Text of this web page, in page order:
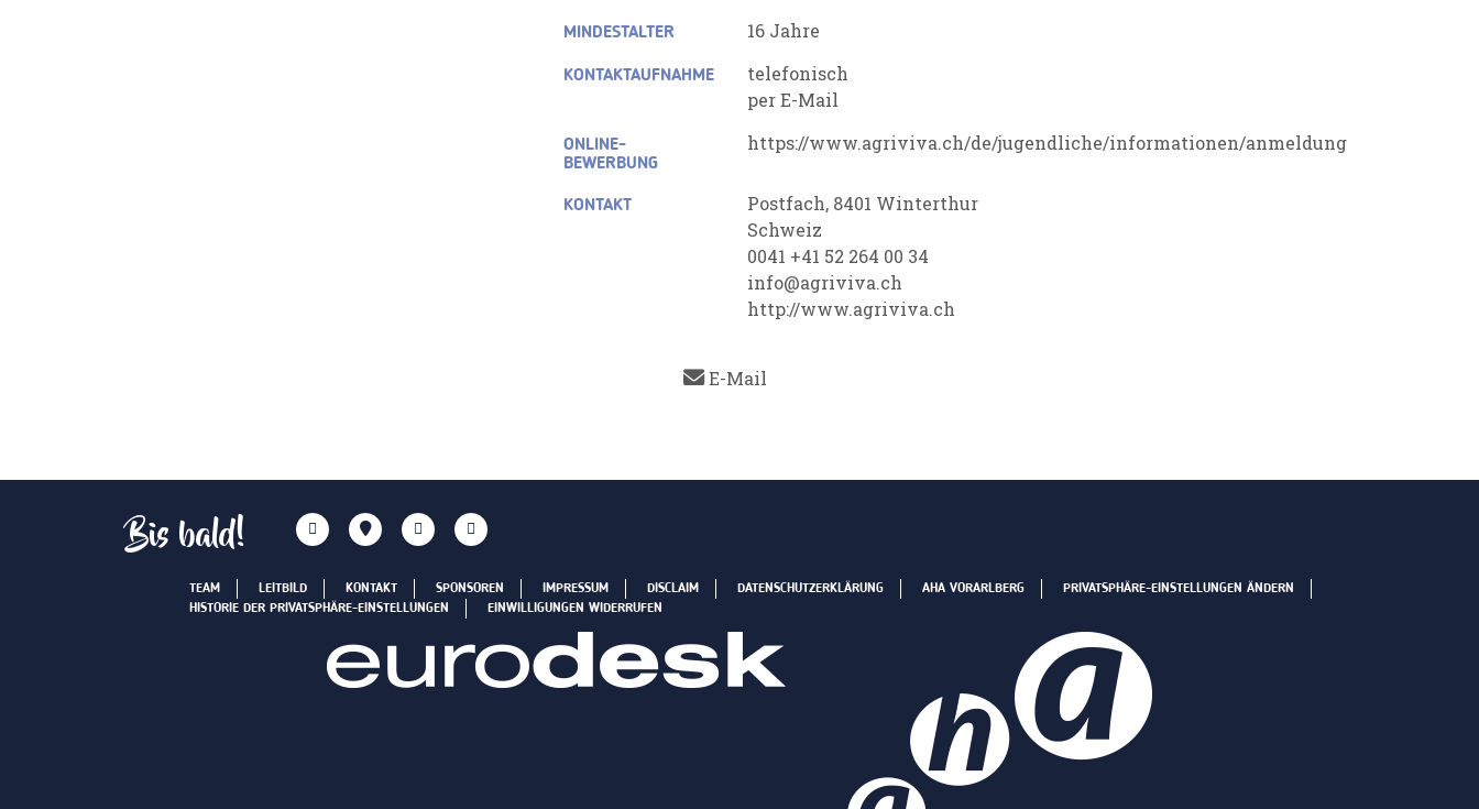
MINDESTALTER 16 Jahre
KONTAKTAUFNAHME
telefonisch
per E-Mail
ONLINE-
BEWERBUNG
https://www.agriviva.ch/de/jugendliche/informationen/anmeldung
KONTAKT
Postfach, 8401 Winterthur
Schweiz
0041 +41 52 264 00 34
info@agriviva.ch
http://www.agriviva.ch
E-Mail
Bis bald!
TEAM LEITBILD KONTAKT SPONSOREN IMPRESSUM DISCLAIM DATENSCHUTZERKLÄRUNG AHA VORARLBERG
PRIVATSPHÄRE-EINSTELLUNGEN ÄNDERN
HISTORIE DER PRIVATSPHÄRE-EINSTELLUNGEN
EINWILLIGUNGEN WIDERRUFEN